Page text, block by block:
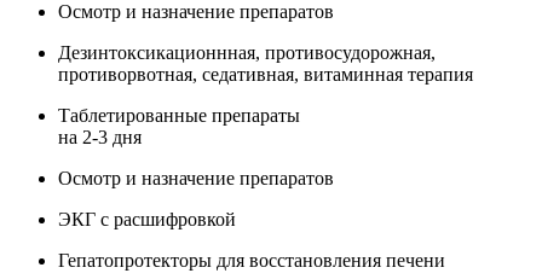
Осмотр и назначение препаратов
Дезинтоксикационнная, противосудорожная,
противорвотная, седативная, витаминная терапия
Таблетированные препараты
на 2-3 дня
Осмотр и назначение препаратов
ЭКГ с расшифровкой
Гепатопротекторы для восстановления печени